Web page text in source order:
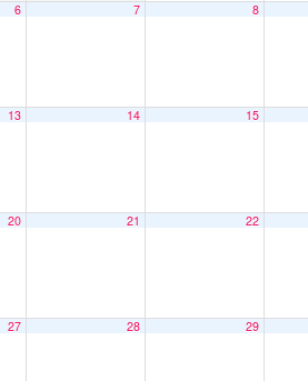
6 7 8
13 14 15
20 21 22
27 28 29